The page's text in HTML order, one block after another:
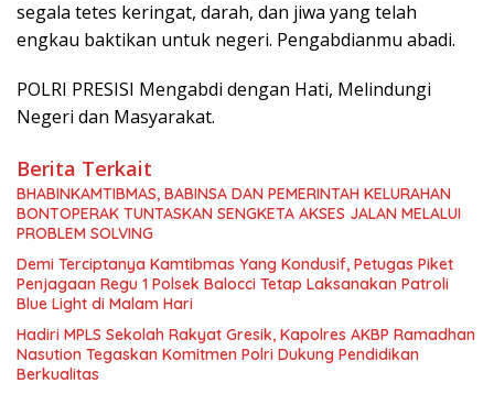
segala tetes keringat, darah, dan jiwa yang telah
engkau baktikan untuk negeri. Pengabdianmu abadi.
POLRI PRESISI Mengabdi dengan Hati, Melindungi
Negeri dan Masyarakat.
Berita Terkait
BHABINKAMTIBMAS, BABINSA DAN PEMERINTAH KELURAHAN
BONTOPERAK TUNTASKAN SENGKETA AKSES JALAN MELALUI
PROBLEM SOLVING
Demi Terciptanya Kamtibmas Yang Kondusif, Petugas Piket
Penjagaan Regu 1 Polsek Balocci Tetap Laksanakan Patroli
Blue Light di Malam Hari
Hadiri MPLS Sekolah Rakyat Gresik, Kapolres AKBP Ramadhan
Nasution Tegaskan Komitmen Polri Dukung Pendidikan
Berkualitas